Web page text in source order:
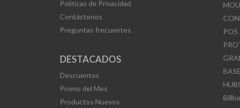
Políticas de Privacidad
Contáctenos
Preguntas frecuentes
DESTACADOS
Descuentos
Promo del Mes
Productos Nuevos
POS